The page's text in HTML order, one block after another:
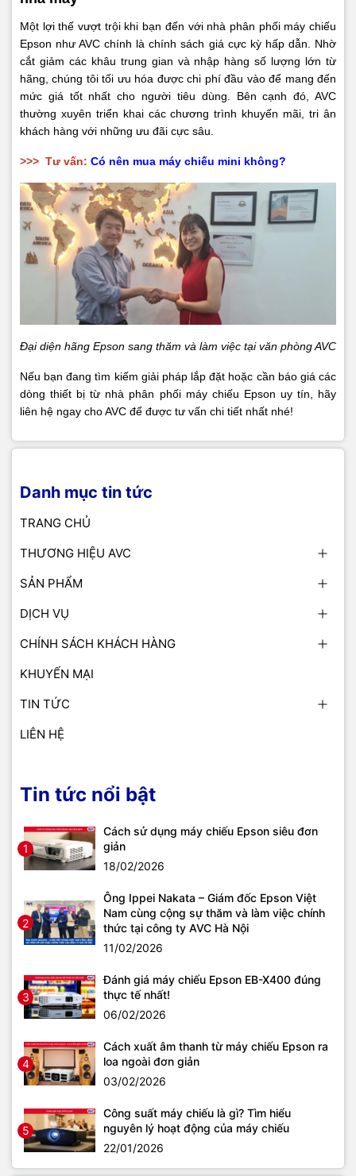
Một lợi thế vượt trội khi bạn đến với nhà phân phối máy chiếu
Epson như AVC chính là chính sách giá cực kỳ hấp dẫn. Nhờ
cắt giảm các khâu trung gian và nhập hàng số lượng lớn từ
hãng, chúng tôi tối ưu hóa được chi phí đầu vào để mang đến
mức giá tốt nhất cho người tiêu dùng. Bên cạnh đó, AVC
thường xuyên triển khai các chương trình khuyến mãi, tri ân
khách hàng với những ưu đãi cực sâu.
>>> Tư vấn: Có nên mua máy chiếu mini không?
Đại diện hãng Epson sang thăm và làm việc tại văn phòng AVC
Nếu bạn đang tìm kiếm giải pháp lắp đặt hoặc cần báo giá các
dòng thiết bị từ nhà phân phối máy chiếu Epson uy tín, hãy
liên hệ ngay cho AVC để được tư vấn chi tiết nhất nhé!
Danh mục tin tức
TRANG CHỦ
THƯƠNG HIỆU AVC
SẢN PHẨM
DỊCH VỤ
CHÍNH SÁCH KHÁCH HÀNG
KHUYẾN MẠI
TIN TỨC
LIÊN HỆ
Tin tức nổi bật
1
Cách sử dụng máy chiếu Epson siêu đơn
giản
18/02/2026
2
Ông Ippei Nakata – Giám đốc Epson Việt
Nam cùng cộng sự thăm và làm việc chính
thức tại công ty AVC Hà Nội
11/02/2026
3
Đánh giá máy chiếu Epson EB-X400 đúng
thực tế nhất!
06/02/2026
4
Cách xuất âm thanh từ máy chiếu Epson ra
loa ngoài đơn giản
03/02/2026
5
Công suất máy chiếu là gì? Tìm hiểu
nguyên lý hoạt động của máy chiếu
22/01/2026